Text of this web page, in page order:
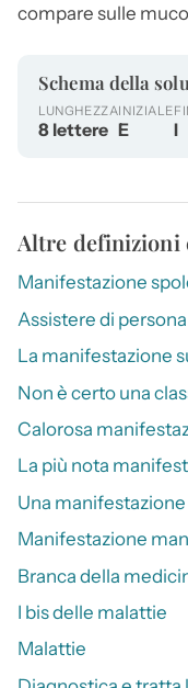
compare sulle
Schema della
LUNGHEZZA
8 lettere
INIZIALE
E I
Altre definizioni
Manifestazione
Assistere di
La manifestazione
Non è certo una
Calorosa
La più nota
Una
Manifestazione
Branca della
I bis delle malattie
Malattie